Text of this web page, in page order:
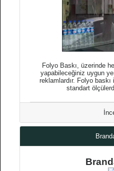
Folyo Baskı, üzerinde
yapabileceğiniz uygun
reklamlardır. Folyo
standart